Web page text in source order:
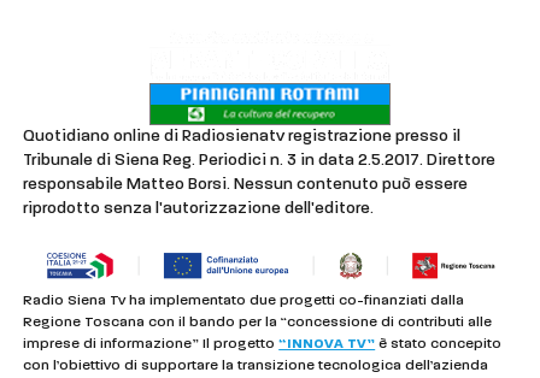
Quotidiano online di Radiosienatv registrazione presso il
Tribunale di Siena Reg. Periodici n. 3 in data 2.5.2017. Direttore
responsabile Matteo Borsi. Nessun contenuto può essere
riprodotto senza l'autorizzazione dell'editore.
Radio Siena Tv ha implementato due progetti co-finanziati dalla
Regione Toscana con il bando per la “concessione di contributi alle
imprese di informazione” Il progetto“INNOVA TV” è stato concepito
con l’obiettivo di supportare la transizione tecnologica dell’azienda